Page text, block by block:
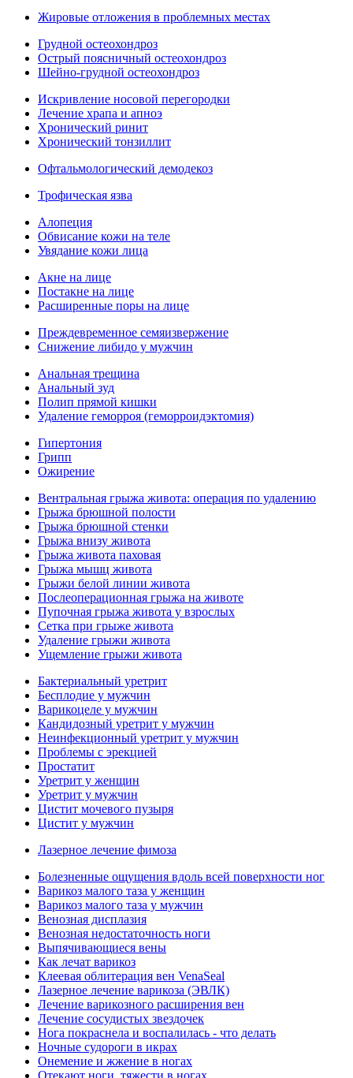
Жировые отложения в проблемных местах
Грудной остеохондроз
Острый поясничный остеохондроз
Шейно-грудной остеохондроз
Искривление носовой перегородки
Лечение храпа и апноэ
Хронический ринит
Хронический тонзиллит
Офтальмологический демодекоз
Трофическая язва
Алопеция
Обвисание кожи на теле
Увядание кожи лица
Акне на лице
Постакне на лице
Расширенные поры на лице
Преждевременное семяизвержение
Снижение либидо у мужчин
Анальная трещина
Анальный зуд
Полип прямой кишки
Удаление геморроя (геморроидэктомия)
Гипертония
Грипп
Ожирение
Вентральная грыжа живота: операция по удалению
Грыжа брюшной полости
Грыжа брюшной стенки
Грыжа внизу живота
Грыжа живота паховая
Грыжа мышц живота
Грыжи белой линии живота
Послеоперационная грыжа на животе
Пупочная грыжа живота у взрослых
Сетка при грыже живота
Удаление грыжи живота
Ущемление грыжи живота
Бактериальный уретрит
Бесплодие у мужчин
Варикоцеле у мужчин
Кандидозный уретрит у мужчин
Неинфекционный уретрит у мужчин
Проблемы с эрекцией
Простатит
Уретрит у женщин
Уретрит у мужчин
Цистит мочевого пузыря
Цистит у мужчин
Лазерное лечение фимоза
Болезненные ощущения вдоль всей поверхности ног
Варикоз малого таза у женщин
Варикоз малого таза у мужчин
Венозная дисплазия
Венозная недостаточность ноги
Выпячивающиеся вены
Как лечат варикоз
Клеевая облитерация вен VenaSeal
Лазерное лечение варикоза (ЭВЛК)
Лечение варикозного расширения вен
Лечение сосудистых звездочек
Нога покраснела и воспалилась - что делать
Ночные судороги в икрах
Онемение и жжение в ногах
Отекают ноги, тяжести в ногах